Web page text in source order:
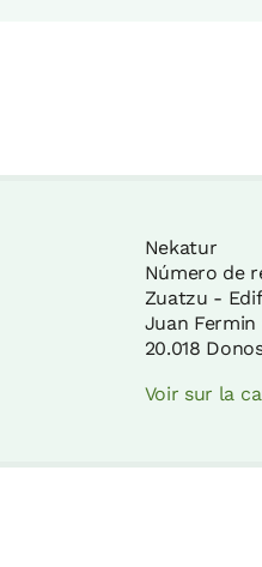
Nekatur
Número de
Zuatzu -
Juan Fermin
20.018
Voir sur la